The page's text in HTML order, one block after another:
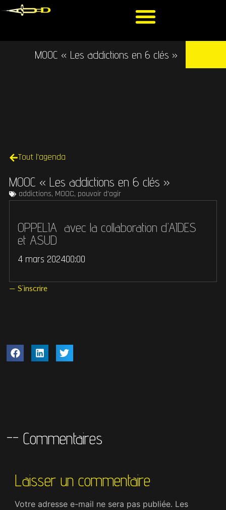
MOOC « Les addictions en 6 clés »
Tout l'agenda
MOOC « Les addictions en 6 clés »
addictions, MOOC, pouvoir d'agir
OPPELIA avec la collaboration d’AIDES
et ASUD
4 mars 202400:00
— S’inscrire
-- Commentaires
Laisser un commentaire
Votre adresse e-mail ne sera pas publiée. Les